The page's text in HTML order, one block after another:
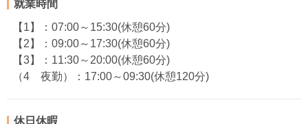
就業時間
【1】：07:00～15:30(休憩60分)
【2】：09:00～17:30(休憩60分)
【3】：11:30～20:00(休憩60分)
（4 夜勤）：17:00～09:30(休憩120分)
休日休暇